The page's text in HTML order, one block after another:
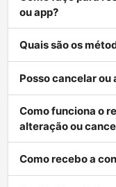
ou app?
Quais são os
Posso cancelar
Como funciona o
alteração ou
Como recebo a